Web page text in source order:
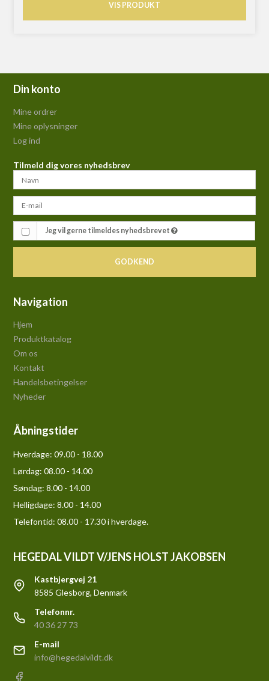
VIS PRODUKT
Din konto
Mine ordrer
Mine oplysninger
Log ind
Tilmeld dig vores nyhedsbrev
Jeg vil gerne tilmeldes nyhedsbrevet
GODKEND
Navigation
Hjem
Produktkatalog
Om os
Kontakt
Handelsbetingelser
Nyheder
Åbningstider
Hverdage: 09.00 - 18.00
Lørdag: 08.00 - 14.00
Søndag: 8.00 - 14.00
Helligdage: 8.00 - 14.00
Telefontid: 08.00 - 17.30 i hverdage.
HEGEDAL VILDT V/JENS HOLST JAKOBSEN
Kastbjergvej 21
8585 Glesborg, Denmark
Telefonnr.
40 36 27 73
E-mail
info@hegedalvildt.dk